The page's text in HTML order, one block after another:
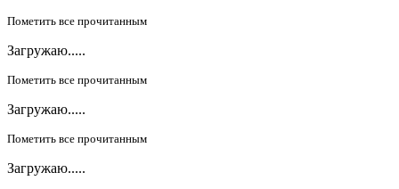
Пометить все прочитанным
Загружаю.....
Пометить все прочитанным
Загружаю.....
Пометить все прочитанным
Загружаю.....